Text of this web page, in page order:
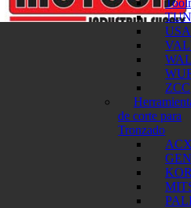
USA
ZCC
de corte para
Tronzado
ACX